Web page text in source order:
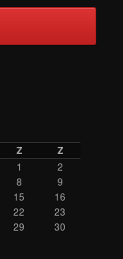
Z Z
1
2
8
9
15
16
22
23
29
30